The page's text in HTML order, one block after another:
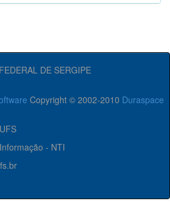
DE SERGIPE
Copyright © 2002-2010 Duraspace
- NTI